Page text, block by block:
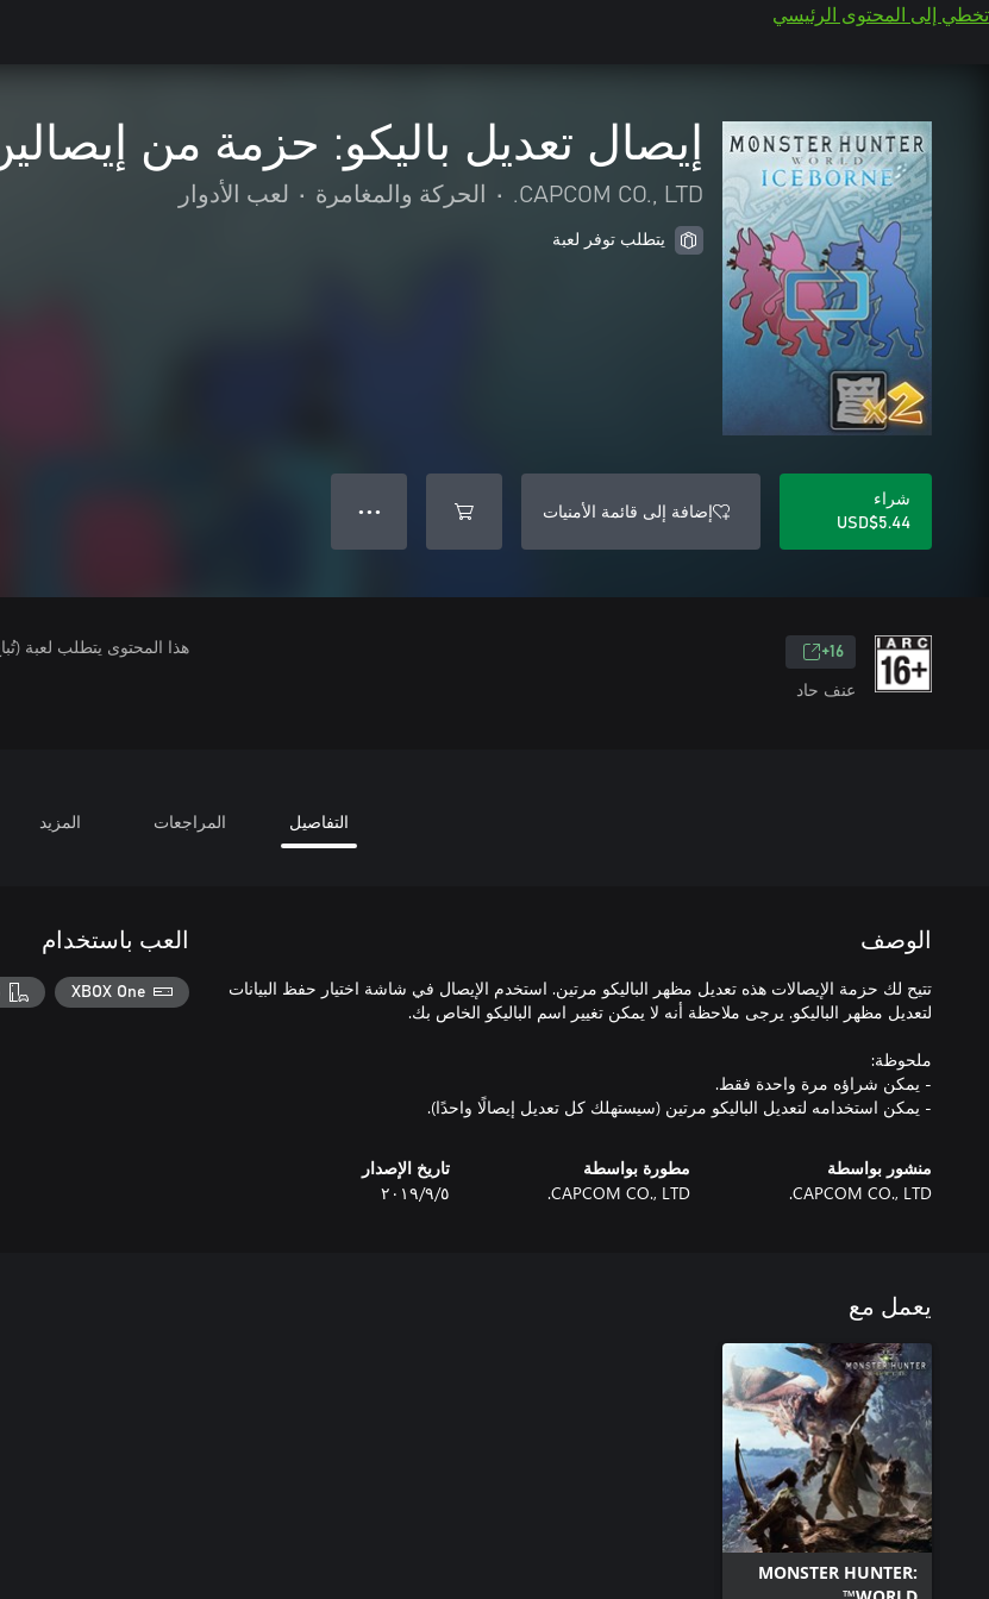
تخطي إلى المحتوى الرئيسي
إيصال تعديل باليكو: حزمة من
CAPCOM CO., LTD.
• الحركة والمغامرة • لعب الأدوار
يتطلب توفر لعبة
شراء
USD$5.44
إضافة إلى قائمة الأمنيات ● ● ●
16+
عنف حاد
هذا المحتوى يتطلب لعبة
التفاصيل المراجعات المزيد
الوصف
تتيح لك حزمة الإيصالات هذه تعديل مظهر الباليكو مرتين. استخدم الإيصال في شاشة اختيار حفظ البيانات
- يمكن استخدامه لتعديل الباليكو مرتين (سيستهلك كل تعديل إيصالًا واحدًا).
منشور بواسطة
CAPCOM CO., LTD.
مطورة بواسطة
CAPCOM CO., LTD.
تاريخ الإصدار
٥‏/٩‏/٢٠١٩
العب باستخدام
XBOX One
يعمل مع
MONSTER HUNTER: